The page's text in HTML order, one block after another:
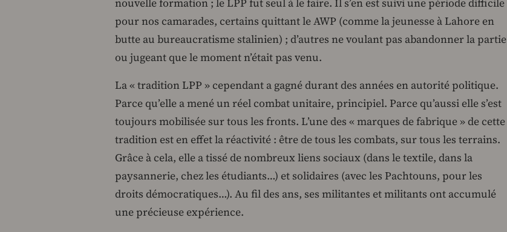
nouvelle formation ; le LPP fut seul à le faire. Il s’en est suivi une période difficile
pour nos camarades, certains quittant le AWP (comme la jeunesse à Lahore en
butte au bureaucratisme stalinien) ; d’autres ne voulant pas abandonner la partie
ou jugeant que le moment n’était pas venu.
La « tradition LPP » cependant a gagné durant des années en autorité politique.
Parce qu’elle a mené un réel combat unitaire, principiel. Parce qu’aussi elle s’est
toujours mobilisée sur tous les fronts. L’une des « marques de fabrique » de cette
tradition est en effet la réactivité : être de tous les combats, sur tous les terrains.
Grâce à cela, elle a tissé de nombreux liens sociaux (dans le textile, dans la
paysannerie, chez les étudiants…) et solidaires (avec les Pachtouns, pour les
droits démocratiques…). Au fil des ans, ses militantes et militants ont accumulé
une précieuse expérience.